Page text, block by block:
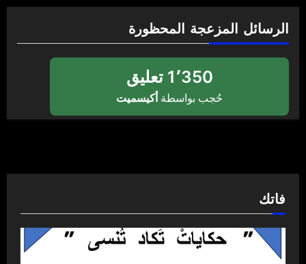
الرسائل المزعجة المحظورة
1٬350 تعليق
حُجب بواسطة أكيسميت
فاتك